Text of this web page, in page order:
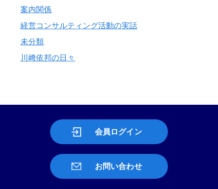
案内関係
経営コンサルティング活動の実話
未分類
川﨑依邦の日々
会員ログイン
お問い合わせ